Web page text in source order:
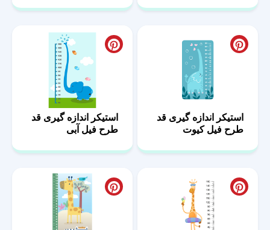
استیکر اندازه گیری قد
طرح فیل کیوت
استیکر اندازه گیری قد
طرح فیل آبی